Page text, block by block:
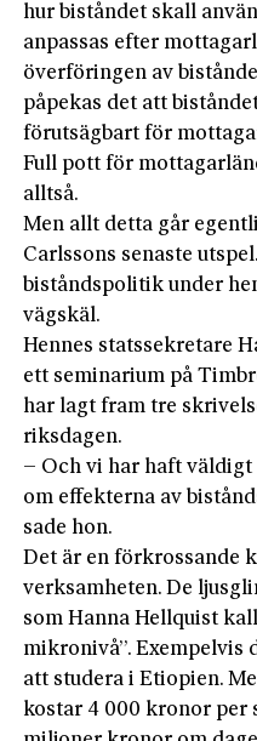
hur biståndet skall
anpassas efter
överföringen av
påpekas det att
förutsägbart för
Full pott för
alltså.
Men allt detta går
Carlssons senaste
biståndspolitik under
vägskäl.
Hennes statssekretare
ett seminarium på
har lagt fram tre
riksdagen.
– Och vi har haft
om effekterna av
sade hon.
Det är en förkrossande
verksamheten. De
som Hanna Hellquist
mikronivå”. Exempelvis
att studera i Etiopien.
kostar 4 000 kronor per